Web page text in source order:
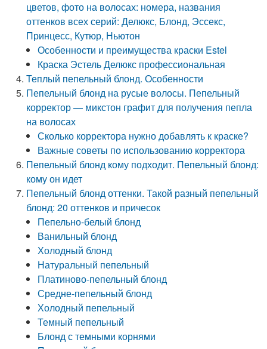
цветов, фото на волосах: номера, названия
оттенков всех серий: Делюкс, Блонд, Эссекс,
Принцесс, Кутюр, Ньютон
Особенности и преимущества краски Estel
Краска Эстель Делюкс профессиональная
Теплый пепельный блонд. Особенности
Пепельный блонд на русые волосы. Пепельный
корректор — микстон графит для получения пепла
на волосах
Сколько корректора нужно добавлять к краске?
Важные советы по использованию корректора
Пепельный блонд кому подходит. Пепельный блонд:
кому он идет
Пепельный блонд оттенки. Такой разный пепельный
блонд: 20 оттенков и причесок
Пепельно-белый блонд
Ванильный блонд
Холодный блонд
Натуральный пепельный
Платиново-пепельный блонд
Средне-пепельный блонд
Холодный пепельный
Темный пепельный
Блонд с темными корнями